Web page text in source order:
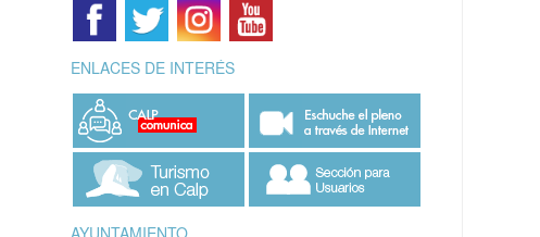
ENLACES DE INTERÉS
AYUNTAMIENTO